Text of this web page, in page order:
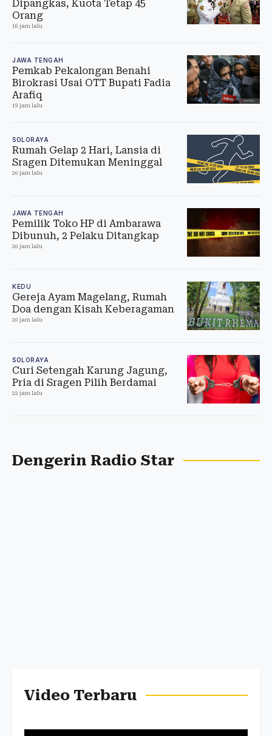
Dipangkas, Kuota Tetap 45
Orang
16 jam lalu
JAWA TENGAH
Pemkab Pekalongan Benahi
Birokrasi Usai OTT Bupati Fadia
Arafiq
19 jam lalu
SOLORAYA
Rumah Gelap 2 Hari, Lansia di
Sragen Ditemukan Meninggal
20 jam lalu
JAWA TENGAH
Pemilik Toko HP di Ambarawa
Dibunuh, 2 Pelaku Ditangkap
20 jam lalu
KEDU
Gereja Ayam Magelang, Rumah
Doa dengan Kisah Keberagaman
20 jam lalu
SOLORAYA
Curi Setengah Karung Jagung,
Pria di Sragen Pilih Berdamai
22 jam lalu
Dengerin Radio Star
Video Terbaru